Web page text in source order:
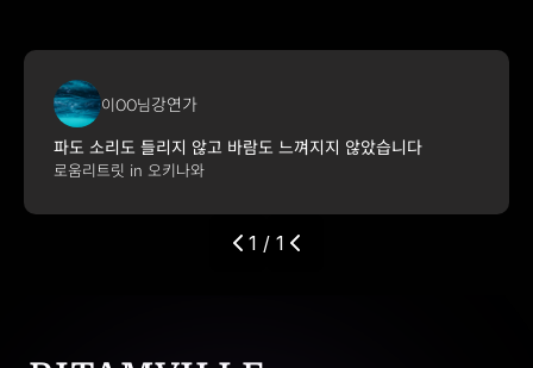
이OO님강연가
파도 소리도 들리지 않고 바람도 느껴지지 않았습니다
로움리트릿 in 오키나와
1 / 1